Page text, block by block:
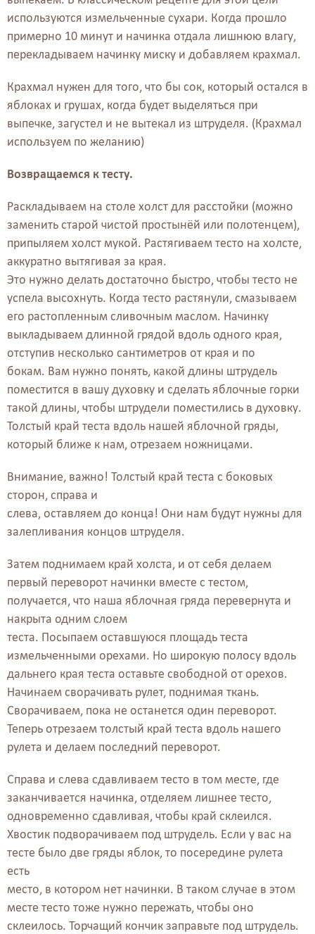
используются измельченные сухари. Когда прошло
примерно 10 минут и начинка отдала лишнюю влагу,
перекладываем начинку миску и добавляем крахмал.
Крахмал нужен для того, что бы сок, который остался в
яблоках и грушах, когда будет выделяться при
выпечке, загустел и не вытекал из штруделя. (Крахмал
используем по желанию)
Возвращаемся к тесту.
Раскладываем на столе холст для расстойки (можно
заменить старой чистой простынёй или полотенцем),
припыляем холст мукой. Растягиваем тесто на холсте,
аккуратно вытягивая за края.
Это нужно делать достаточно быстро, чтобы тесто не
успела высохнуть. Когда тесто растянули, смазываем
его растопленным сливочным маслом. Начинку
выкладываем длинной грядой вдоль одного края,
отступив несколько сантиметров от края и по
бокам. Вам нужно понять, какой длины штрудель
поместится в вашу духовку и сделать яблочные горки
такой длины, чтобы штрудели поместились в духовку.
Толстый край теста вдоль нашей яблочной гряды,
который ближе к нам, отрезаем ножницами.
Внимание, важно! Толстый край теста с боковых
сторон, справа и
слева, оставляем до конца! Они нам будут нужны для
залепливания концов штруделя.
Затем поднимаем край холста, и от себя делаем
первый переворот начинки вместе с тестом,
получается, что наша яблочная гряда перевернута и
накрыта одним слоем
теста. Посыпаем оставшуюся площадь теста
измельченными орехами. Но широкую полосу вдоль
дальнего края теста оставьте свободной от орехов.
Начинаем сворачивать рулет, поднимая ткань.
Сворачиваем, пока не останется один переворот.
Теперь отрезаем толстый край теста вдоль нашего
рулета и делаем последний переворот.
Справа и слева сдавливаем тесто в том месте, где
заканчивается начинка, отделяем лишнее тесто,
одновременно сдавливая, чтобы край склеился.
Хвостик подворачиваем под штрудель. Если у вас на
тесте было две гряды яблок, то посередине рулета
есть
место, в котором нет начинки. В таком случае в этом
месте тесто тоже нужно пережать, чтобы оно
склеилось. Торчащий кончик заправьте под штрудель.